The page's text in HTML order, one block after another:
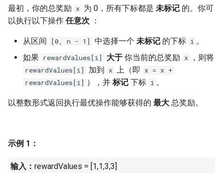
10.1. 斐波那契数列
10.2. 青蛙跳台阶问题
11. 旋转数组的最小数字
14.1. 剪绳子
14.2. 剪绳子 II
6. 排序数组中两个数字之和
8. 和大于等于 target 的最短子
11. 和 1 个数相同的子数组
12. 左右两边子数组的和相等
1.7. 旋转矩阵
1.8. 零矩阵
1.9. 字符串轮转
2.3. 删除中间节点
2.4. 分割链表
最初，你的总奖励 x 为 0，所有下标都是 未标记 的。你可
以执行以下操作 任意次 ：
从区间 [0, n - 1] 中选择一个 未标记 的下标 i 。
如果 rewardValues[i] 大于 你当前的总奖励 x ，则将
rewardValues[i] 加到 x 上（即
x = x +
rewardValues[i] ），并 标记 下标 i 。
以整数形式返回执行最优操作能够获得的 最大 总奖励。
示例 1：
输入： rewardValues = [1,1,3,3]